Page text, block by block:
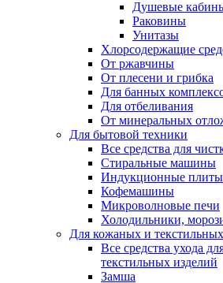
Душевые
Раковины
Унитазы
Хлорсодержащие
От ржавчины
От плесени и грибка
Для банных
Для отбеливания
От минеральных
Для бытовой техники
Все средства для
Стиральные машины
Индукционные плиты
Кофемашины
Микроволновые печи
Холодильники,
Для кожаных и
Все средства ухода
текстильных изделий
Замша